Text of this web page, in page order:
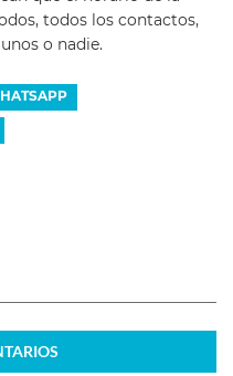
todos los contactos,
o nadie.